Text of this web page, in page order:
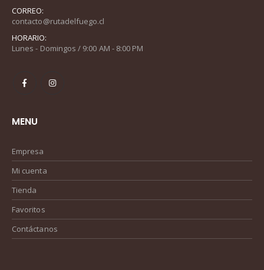
CORREO:
contacto@rutadelfuego.cl
HORARIO:
Lunes - Domingos / 9:00 AM - 8:00 PM
MENU
Empresa
Mi cuenta
Tienda
Favoritos
Contáctanos